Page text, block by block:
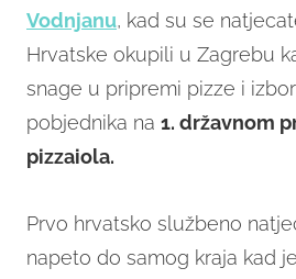
Vodnjanu, kad su se
Hrvatske okupili u Zagrebu
snage u pripremi pizze i
pobjednika na 1. državnom
pizzaiola.
Prvo hrvatsko službeno
napeto do samog kraja kad